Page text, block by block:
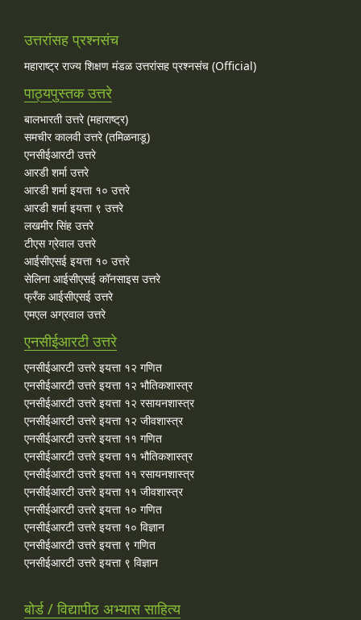
उत्तरांसह प्रश्नसंच
महाराष्ट्र राज्य शिक्षण मंडळ उत्तरांसह प्रश्नसंच (Official)
पाठ्यपुस्तक उत्तरे
बालभारती उत्तरे (महाराष्ट्र)
समचीर कालवी उत्तरे (तमिळनाडू)
एनसीईआरटी उत्तरे
आरडी शर्मा उत्तरे
आरडी शर्मा इयत्ता १० उत्तरे
आरडी शर्मा इयत्ता ९ उत्तरे
लखमीर सिंह उत्तरे
टीएस ग्रेवाल उत्तरे
आईसीएसई इयत्ता १० उत्तरे
सेलिना आईसीएसई कॉनसाइस उत्तरे
फ्रँक आईसीएसई उत्तरे
एमएल अग्रवाल उत्तरे
एनसीईआरटी उत्तरे
एनसीईआरटी उत्तरे इयत्ता १२ गणित
एनसीईआरटी उत्तरे इयत्ता १२ भौतिकशास्त्र
एनसीईआरटी उत्तरे इयत्ता १२ रसायनशास्त्र
एनसीईआरटी उत्तरे इयत्ता १२ जीवशास्त्र
एनसीईआरटी उत्तरे इयत्ता ११ गणित
एनसीईआरटी उत्तरे इयत्ता ११ भौतिकशास्त्र
एनसीईआरटी उत्तरे इयत्ता ११ रसायनशास्त्र
एनसीईआरटी उत्तरे इयत्ता ११ जीवशास्त्र
एनसीईआरटी उत्तरे इयत्ता १० गणित
एनसीईआरटी उत्तरे इयत्ता १० विज्ञान
एनसीईआरटी उत्तरे इयत्ता ९ गणित
एनसीईआरटी उत्तरे इयत्ता ९ विज्ञान
बोर्ड / विद्यापीठ अभ्यास साहित्य